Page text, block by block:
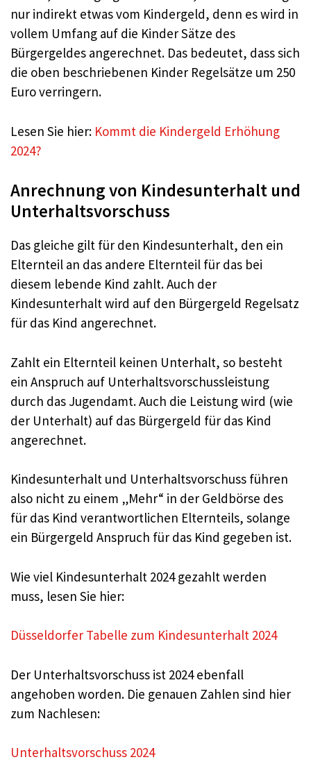
nur indirekt etwas vom Kindergeld, denn es wird in
vollem Umfang auf die Kinder Sätze des
Bürgergeldes angerechnet. Das bedeutet, dass sich
die oben beschriebenen Kinder Regelsätze um 250
Euro verringern.
Lesen Sie hier: Kommt die Kindergeld Erhöhung
2024?
Anrechnung von Kindesunterhalt und
Unterhaltsvorschuss
Das gleiche gilt für den Kindesunterhalt, den ein
Elternteil an das andere Elternteil für das bei
diesem lebende Kind zahlt. Auch der
Kindesunterhalt wird auf den Bürgergeld Regelsatz
für das Kind angerechnet.
Zahlt ein Elternteil keinen Unterhalt, so besteht
ein Anspruch auf Unterhaltsvorschussleistung
durch das Jugendamt. Auch die Leistung wird (wie
der Unterhalt) auf das Bürgergeld für das Kind
angerechnet.
Kindesunterhalt und Unterhaltsvorschuss führen
also nicht zu einem „Mehr“ in der Geldbörse des
für das Kind verantwortlichen Elternteils, solange
ein Bürgergeld Anspruch für das Kind gegeben ist.
Wie viel Kindesunterhalt 2024 gezahlt werden
muss, lesen Sie hier:
Düsseldorfer Tabelle zum Kindesunterhalt 2024
Der Unterhaltsvorschuss ist 2024 ebenfall
angehoben worden. Die genauen Zahlen sind hier
zum Nachlesen:
Unterhaltsvorschuss 2024